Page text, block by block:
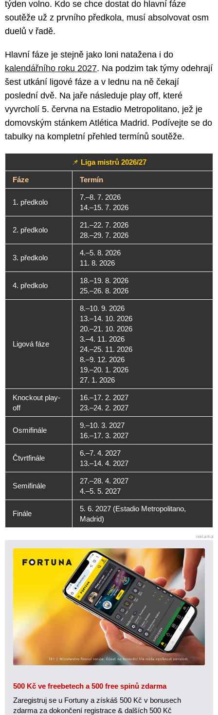
týden volno. Kdo se chce dostat do hlavní fáze
soutěže už z prvního předkola, musí absolvovat osm
duelů v řadě.
Hlavní fáze je stejně jako loni natažena i do
kalendářního roku 2027. Na podzim tak týmy odehrají
šest utkání ligové fáze a v lednu na ně čekají
poslední dvě. Na jaře následuje play off, které
vyvrcholí 5. června na Estadio Metropolitano, jež je
domovským stánkem Atlética Madrid. Podívejte se do
tabulky na kompletní přehled termínů soutěže.
📌 Liga mistrů 2026/27
Fáze Termín
1. předkolo
7.–8. 7. 2026
14.–15. 7. 2026
2. předkolo
21.–22. 7. 2026
28.–29. 7. 2026
3. předkolo
4.–5. 8. 2026
11. 8. 2026
4. předkolo
18.–19. 8. 2026
25.–26. 8. 2026
Ligová fáze
8.–10. 9. 2026
13.–14. 10. 2026
20.–21. 10. 2026
3.–4. 11. 2026
24.–25. 11. 2026
8.–9. 12. 2026
19.–20. 1. 2026
27. 1. 2026
Knockout play-
off
16.–17. 2. 2027
23.–24. 2. 2027
Osmifinále
9.–10. 3. 2027
16.–17. 3. 2027
Čtvrtfinále
6.–7. 4. 2027
13.–14. 4. 2027
Semifinále
27.–28. 4. 2027
4.–5. 5. 2027
Finále
5. 6. 2027 (Estadio Metropolitano,
Madrid)
500 Kč ve freebetech a 500 free spinů zdarma
Zaregistruj se u Fortuny a získáš 500 Kč v bonusech
zdarma za dokončení registrace & dalších 500 Kč